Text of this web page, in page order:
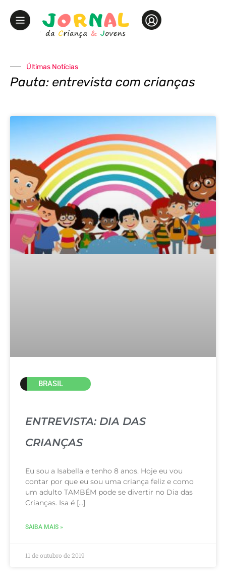
Últimas Notícias
Pauta: entrevista com crianças
BRASIL
ENTREVISTA: DIA DAS
CRIANÇAS
Eu sou a Isabella e tenho 8 anos. Hoje eu vou
contar por que eu sou uma criança feliz e como
um adulto TAMBÉM pode se divertir no Dia das
Crianças. Isa é […]
SAIBA MAIS »
11 de outubro de 2019